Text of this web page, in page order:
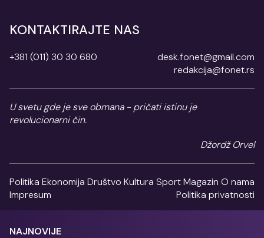
KONTAKTIRAJTE NAS
+381 (011) 30 30 680
desk.fonet@gmail.com
redakcija@fonet.rs
U svetu gde je sve obmana - pričati istinu je
revolucionarni čin.
Džordž Orvel
Politika Ekonomija Društvo Kultura SportMagazin O nama
Impresum
Politika privatnosti
NAJNOVIJE